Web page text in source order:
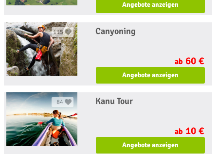
Angebote anzeigen
115 Canyoning
ab 60 €
Angebote anzeigen
84 Kanu Tour
ab 10 €
Angebote anzeigen